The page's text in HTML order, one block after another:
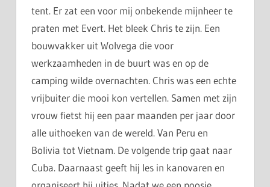
tent. Er zat een voor mij onbekende mijnheer te
praten met Evert. Het bleek Chris te zijn. Een
bouwvakker uit Wolvega die voor
werkzaamheden in de buurt was en op de
camping wilde overnachten. Chris was een echte
vrijbuiter die mooi kon vertellen. Samen met zijn
vrouw fietst hij een paar maanden per jaar door
alle uithoeken van de wereld. Van Peru en
Bolivia tot Vietnam. De volgende trip gaat naar
Cuba. Daarnaast geeft hij les in kanovaren en